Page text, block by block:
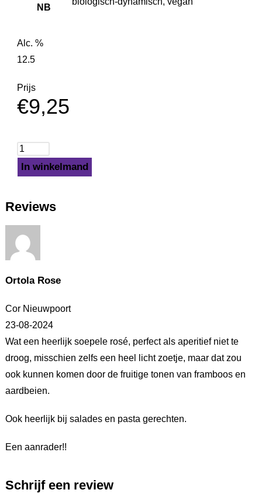
NB
Alc. %
12.5
Prijs
€9,25
In winkelmand
Reviews
Ortola Rose
Cor Nieuwpoort
23-08-2024
Wat een heerlijk soepele rosé, perfect als aperitief niet te
droog, misschien zelfs een heel licht zoetje, maar dat zou
ook kunnen komen door de fruitige tonen van framboos en
aardbeien.
Ook heerlijk bij salades en pasta gerechten.
Een aanrader!!
Schrijf een review